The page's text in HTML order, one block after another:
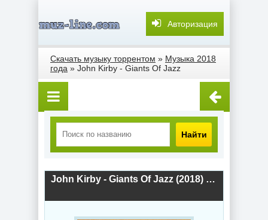
Авторизация
Скачать музыку торрентом » Музыка 2018
года » John Kirby - Giants Of Jazz
Найти
John Kirby - Giants Of Jazz (2018) скачать торрент